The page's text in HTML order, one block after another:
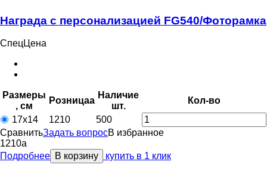
Награда с персонализацией FG540/Фоторамка
СпецЦена
Размеры
, см
Розницаa
Наличие
шт.
Кол-во
17х14
1210
500
СравнитьЗадать вопросВ избранное
1210a
Подробнее В корзину купить в 1 клик